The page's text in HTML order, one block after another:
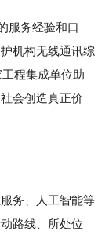
服务经验和口
机构无线通讯综
程集成单位助
会创造真正价
务、人工智能等
路线、所处位